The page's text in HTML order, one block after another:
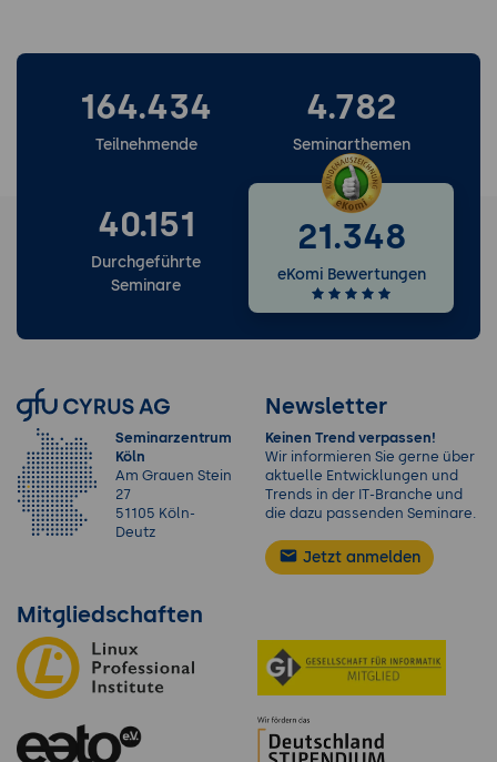
164.434
Teilnehmende
4.782
Seminarthemen
40.151
Durchgeführte
Seminare
21.348
eKomi Bewertungen
Seminarzentrum
Köln
Am Grauen Stein
27
51105 Köln-
Deutz
Newsletter
Keinen Trend verpassen!
Wir informieren Sie gerne über
aktuelle Entwicklungen und
Trends in der IT-Branche und
die dazu passenden Seminare.
Jetzt anmelden
Mitgliedschaften